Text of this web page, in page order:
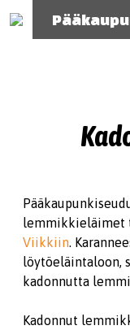
lemmikkieläimet
Viikkiin.
löytöeläintaloon,
kadonnutta
Kadonnut